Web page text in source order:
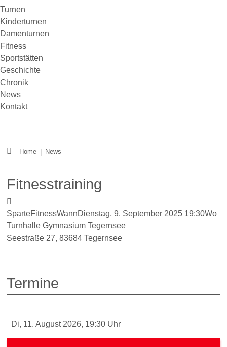
Turnen
Kinderturnen
Damenturnen
Fitness
Sportstätten
Geschichte
Chronik
News
Kontakt
Home News
Fitnesstraining
SparteFitnessWannDienstag, 9. September 2025 19:30Wo
Turnhalle Gymnasium Tegernsee
Seestraße 27, 83684 Tegernsee
Termine
Di, 11. August 2026, 19:30 Uhr